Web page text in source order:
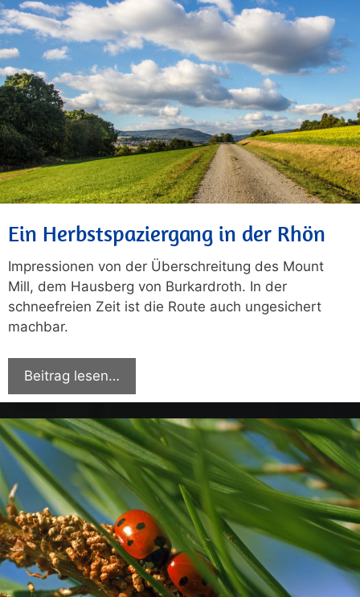
Ein Herbstspaziergang in der Rhön
Impressionen von der Überschreitung des Mount
Mill, dem Hausberg von Burkardroth. In der
schneefreien Zeit ist die Route auch ungesichert
machbar.
Beitrag lesen…